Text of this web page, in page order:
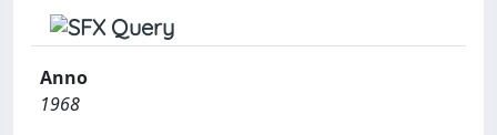
Anno
1968